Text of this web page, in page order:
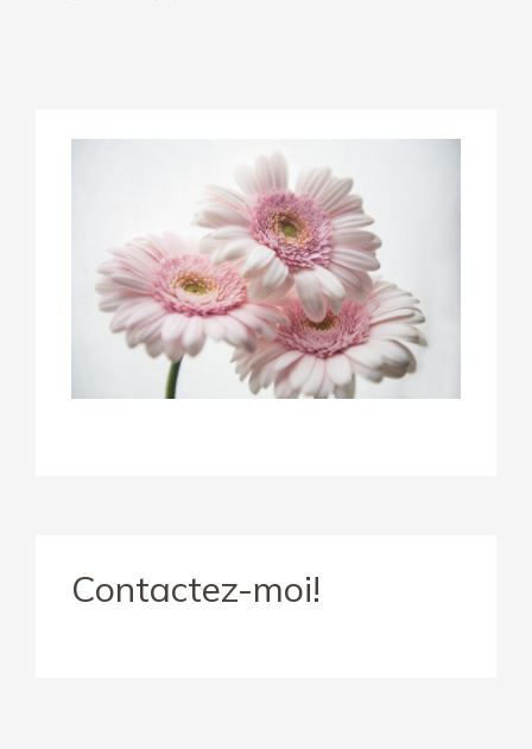
Contactez-moi!